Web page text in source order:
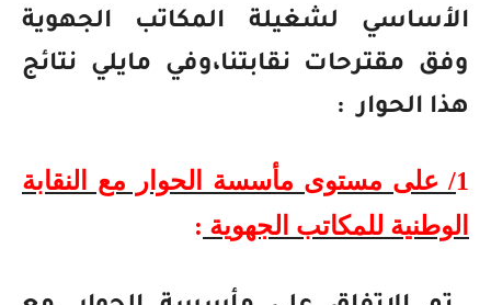
الأساسي لشغيلة المكاتب الجهوية
وفق مقترحات نقابتنا،وفي مايلي نتائج
هذا الحوار
1/ على مستوى مأسسة الحوار مع النقابة
الوطنية للمكاتب الجهوية: